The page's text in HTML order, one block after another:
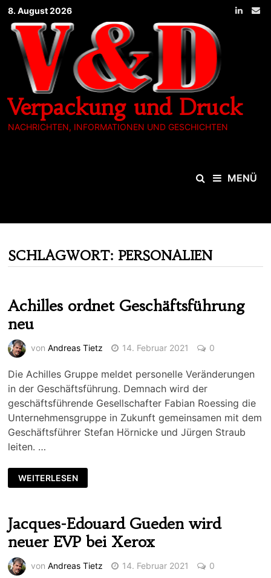
Zum
Inhalt
springen
8. August 2026
Verpackung und Druck
NACHRICHTEN, INFORMATIONEN UND GESCHICHTEN
MENÜ
SCHLAGWORT: PERSONALIEN
Achilles ordnet Geschäftsführung
neu
von Andreas Tietz 14. Februar 2021 0
Die Achilles Gruppe meldet personelle Veränderungen
in der Geschäftsführung. Demnach wird der
geschäftsführende Gesellschafter Fabian Roessing die
Unternehmensgruppe in Zukunft gemeinsamen mit dem
Geschäftsführer Stefan Hörnicke und Jürgen Straub
leiten. …
WEITERLESEN
Jacques-Edouard Gueden wird
neuer EVP bei Xerox
von Andreas Tietz 14. Februar 2021 0